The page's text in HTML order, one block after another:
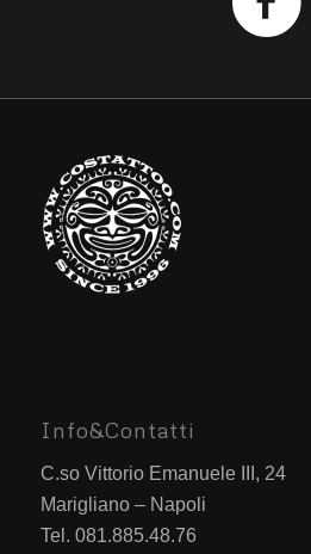
Info&Contatti
C.so Vittorio Emanuele III, 24
Marigliano – Napoli
Tel. 081.885.48.76